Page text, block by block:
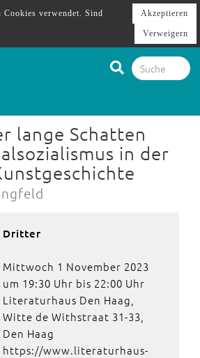
lange Schatten
in der
Dritter
Mittwoch 1 November 2023
um 19:30 Uhr bis 22:00 Uhr
Literaturhaus Den Haag,
Witte de Withstraat 31-33,
Den Haag
https://www.literaturhaus-
Cookies verwendet. Sind
Akzeptieren
Verweigern